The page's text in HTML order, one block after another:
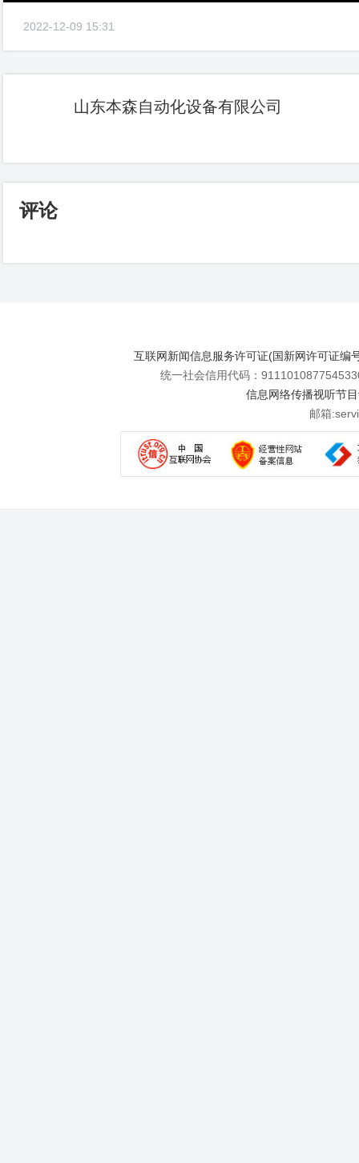
2022-12-09 15:31
山东本森自动化设备有限公司
评论
互联网新闻信息服务许可证(国新网许可证编
统一社会信用代码：
信息网络传播视听节
邮箱